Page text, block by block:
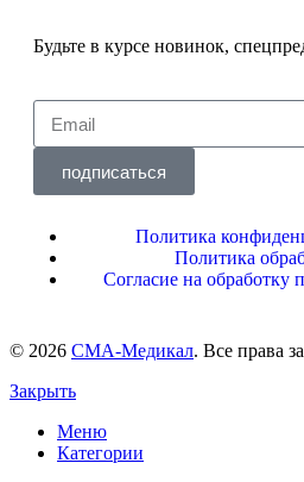
Будьте в курсе новинок,
подписаться
Политика
Политика
Согласие на обработку
© 2026 СМА-Медикал. Все права
Закрыть
Меню
Категории